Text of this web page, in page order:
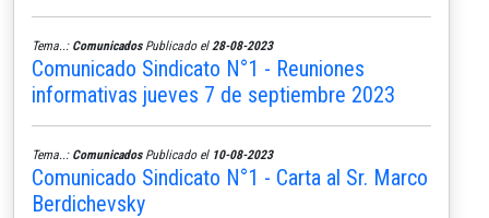
Tema..: ComunicadosPublicado el 28-08-2023
Comunicado Sindicato N°1 - Reuniones
informativas jueves 7 de septiembre 2023
Tema..: ComunicadosPublicado el 10-08-2023
Comunicado Sindicato N°1 - Carta al Sr. Marco
Berdichevsky